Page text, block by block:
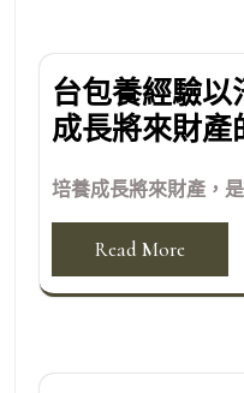
台包養經驗以
成長將來財產
培養成長將來財產，
Read More